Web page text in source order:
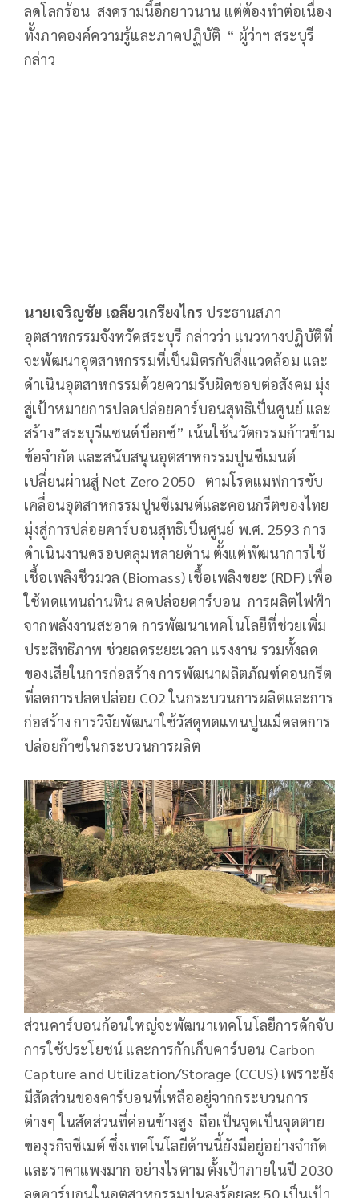
ลดโลกร้อน สงครามนี้อีกยาวนาน แต่ต้องทำต่อเนื่อง
ทั้งภาคองค์ความรู้และภาคปฏิบัติ “ ผู้ว่าฯ สระบุรี
กล่าว
นายเจริญชัย เฉลียวเกรียงไกร ประธานสภา
อุตสาหกรรมจังหวัดสระบุรี กล่าวว่า แนวทางปฏิบัติที่
จะพัฒนาอุตสาหกรรมที่เป็นมิตรกับสิ่งแวดล้อม และ
ดำเนินอุตสาหกรรมด้วยความรับผิดชอบต่อสังคม มุ่ง
สู่เป้าหมายการปลดปล่อยคาร์บอนสุทธิเป็นศูนย์ และ
สร้าง”สระบุรีแซนด์บ็อกซ์” เน้นใช้นวัตกรรมก้าวข้าม
ข้อจำกัด และสนับสนุนอุตสาหกรรมปูนซีเมนต์
เปลี่ยนผ่านสู่ Net Zero 2050 ตามโรดแมฟการขับ
เคลื่อนอุตสาหกรรมปูนซีเมนต์และคอนกรีตของไทย
มุ่งสู่การปล่อยคาร์บอนสุทธิเป็นศูนย์ พ.ศ. 2593 การ
ดำเนินงานครอบคลุมหลายด้าน ตั้งแต่พัฒนาการใช้
เชื้อเพลิงชีวมวล (Biomass) เชื้อเพลิงขยะ (RDF) เพื่อ
ใช้ทดแทนถ่านหิน ลดปล่อยคาร์บอน การผลิตไฟฟ้า
จากพลังงานสะอาด การพัฒนาเทคโนโลยีที่ช่วยเพิ่ม
ประสิทธิภาพ ช่วยลดระยะเวลา แรงงาน รวมทั้งลด
ของเสียในการก่อสร้าง การพัฒนาผลิตภัณฑ์คอนกรีต
ที่ลดการปลดปล่อย CO2 ในกระบวนการผลิตและการ
ก่อสร้าง การวิจัยพัฒนาใช้วัสดุทดแทนปูนเม็ดลดการ
ปล่อยก๊าซในกระบวนการผลิต
ส่วนคาร์บอนก้อนใหญ่จะพัฒนาเทคโนโลยีการดักจับ
การใช้ประโยชน์ และการกักเก็บคาร์บอน Carbon
Capture and Utilization/Storage (CCUS) เพราะยัง
มีสัดส่วนของคาร์บอนที่เหลืออยู่จากกระบวนการ
ต่างๆ ในสัดส่วนที่ค่อนข้างสูง ถือเป็นจุดเป็นจุดตาย
ของุรกิจซีเมต์ ซึ่งเทคโนโลยีด้านนี้ยังมีอยู่อย่างจำกัด
และราคาแพงมาก อย่างไรตาม ตั้งเป้าภายในปี 2030
ลดคาร์บอนในอุตสาหกรรมปูนลงร้อยละ 50 เป็นเป้า